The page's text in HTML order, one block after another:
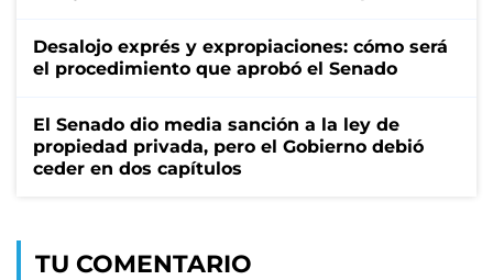
Desalojo exprés y expropiaciones: cómo será
el procedimiento que aprobó el Senado
El Senado dio media sanción a la ley de
propiedad privada, pero el Gobierno debió
ceder en dos capítulos
TU COMENTARIO